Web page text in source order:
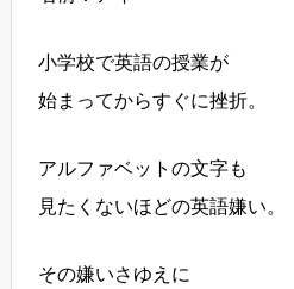
小学校で英語の授業が
始まってからすぐに挫折。
アルファベットの文字も
見たくないほどの英語嫌い。
その嫌いさゆえに